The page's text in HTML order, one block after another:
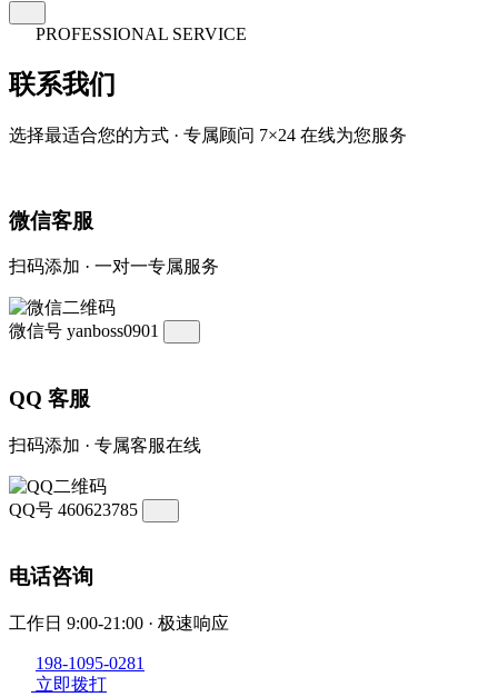
PROFESSIONAL SERVICE
联系我们
选择最适合您的方式 · 专属顾问 7×24 在线为您服务
微信客服
扫码添加 · 一对一专属服务
微信号 yanboss0901
QQ 客服
扫码添加 · 专属客服在线
QQ号 460623785
电话咨询
工作日 9:00-21:00 · 极速响应
198-1095-0281
立即拨打